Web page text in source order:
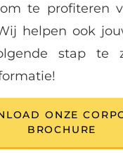
te profiteren
helpen ook
stap te
ONZE
BROCHURE